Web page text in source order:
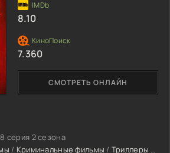
8 серия 2 сезона
/ Криминальные фильмы / Триллеры
СМОТРЕТЬ ОНЛАЙН
8.10
7.360